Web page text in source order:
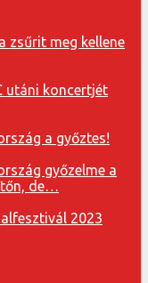
zsűrit meg kellene
utáni koncertjét
a győztes!
győzelme a
de…
2023